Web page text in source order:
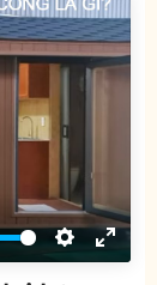
Settings
Enter